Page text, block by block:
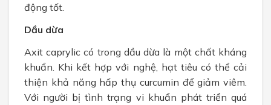
động tốt.
Dầu dừa
Axit caprylic có trong dầu dừa là một chất kháng
khuẩn. Khi kết hợp với nghệ, hạt tiêu có thể cải
thiện khả năng hấp thụ curcumin để giảm viêm.
Với người bị tình trạng vi khuẩn phát triển quá